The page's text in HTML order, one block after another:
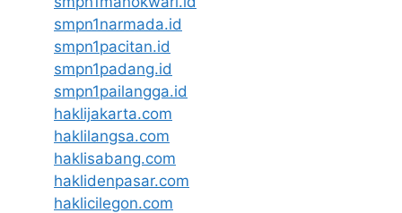
smpn1narmada.id
smpn1pacitan.id
smpn1padang.id
smpn1pailangga.id
haklijakarta.com
haklilangsa.com
haklisabang.com
haklidenpasar.com
haklicilegon.com